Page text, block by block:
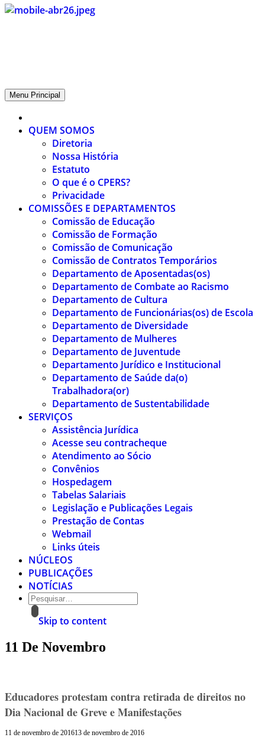
CPERS – Sindicato
CPERS – Sindicato dos Professores e Funcionários de escola do
Menu Principal
QUEM SOMOS
Diretoria
Nossa História
Estatuto
O que é o CPERS?
Privacidade
COMISSÕES E DEPARTAMENTOS
Comissão de Educação
Comissão de Formação
Comissão de Comunicação
Comissão de Contratos Temporários
Departamento de Aposentadas(os)
Departamento de Combate ao Racismo
Departamento de Cultura
Departamento de Funcionárias(os) de Escola
Departamento de Diversidade
Departamento de Mulheres
Departamento de Juventude
Departamento Jurídico e Institucional
Departamento de Saúde da(o)
Trabalhadora(or)
Departamento de Sustentabilidade
SERVIÇOS
Assistência Jurídica
Acesse seu contracheque
Atendimento ao Sócio
Convênios
Hospedagem
Tabelas Salariais
Legislação e Publicações Legais
Prestação de Contas
Webmail
Links úteis
NÚCLEOS
PUBLICAÇÕES
NOTÍCIAS
Skip to content
11 De Novembro
Educadores protestam contra retirada de direitos no
Dia Nacional de Greve e Manifestações
11 de novembro de 201613 de novembro de 2016